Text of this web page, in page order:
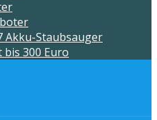
Akku-Staubsauger
300 Euro